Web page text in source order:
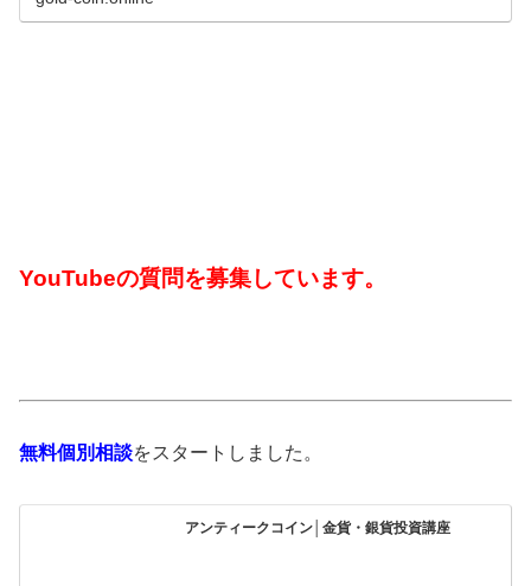
YouTubeの質問を募集しています。
無料個別相談をスタートしました。
アンティークコイン│金貨・銀貨投資講座